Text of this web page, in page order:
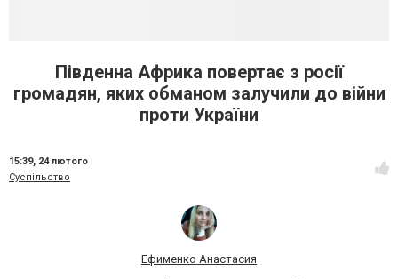
Південна Африка повертає з росії
громадян, яких обманом залучили до війни
проти України
15:39, 24 лютого
Суспільство
Ефименко Анастасия